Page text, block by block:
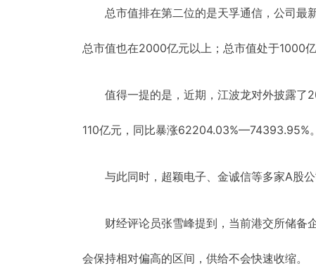
总市值排在第二位的是天孚通信，公司
总市值也在2000亿元以上；总市值处于1000
值得一提的是，近期，江波龙对外披露
110亿元，同比暴涨62204.03%—74393.95%
与此同时，超颖电子、金诚信等多家A股
财经评论员张雪峰提到，当前港交所储备
会保持相对偏高的区间，供给不会快速收缩。